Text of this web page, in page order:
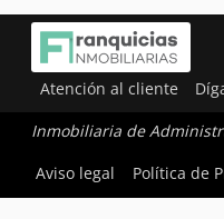
Atención al cliente
Inmobiliaria de
Aviso legal
Política de